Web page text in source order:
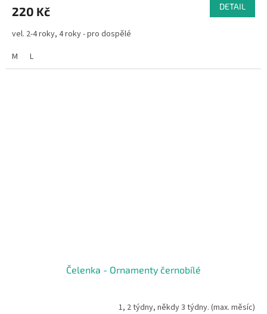
220 Kč DETAIL
vel. 2-4 roky, 4 roky - pro dospělé
M
L
Čelenka - Ornamenty černobílé
1, 2 týdny, někdy 3 týdny. (max. měsíc)